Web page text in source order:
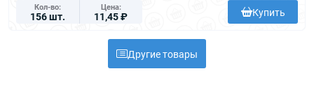
Кол-во
156 шт.
Цена
11,45 ₽ Купить
Другие товары